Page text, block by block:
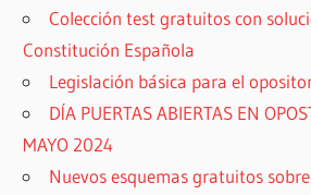
Colección test gratuitos con
Constitución Española
Legislación básica para el
DÍA PUERTAS ABIERTAS EN
MAYO 2024
Nuevos esquemas gratuitos